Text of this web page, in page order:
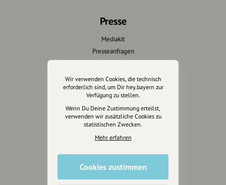
Presse
Mediakit
Presseanfragen
Wir unterstützen Euch
Fotografie & mehr
Marketing
Anakin Design
Wir verwenden Cookies, die technisch
erforderlich sind, um Dir hey.bayern zur
Verfügung zu stellen.
Wenn Du Deine Zustimmung erteilst,
verwenden wir zusätzliche Cookies zu
statistischen Zwecken.
Mehr erfahren
Cookies zustimmen